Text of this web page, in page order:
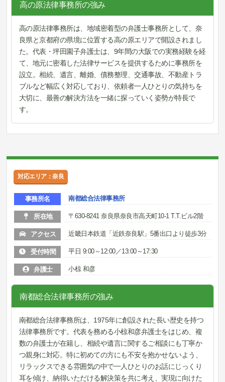
高の原法律事務所の強み
高の原法律事務所は、地域密着型の弁護士事務所として、奈
良県と京都府の県境に位置する高の原エリアで開設されまし
た。代表・坪田園子弁護士は、9年間の大阪での実務経験を経
て、地元に密着した法律サービスを提供するために事務所を
設立。相続、遺言、離婚、債務整理、交通事故、不動産トラ
ブルなど幅広く対応しており、依頼者一人ひとりの気持ちを
大切に、最善の解決方法を一緒に探っていく姿勢が特長で
す。
対応エリア：奈良
事務所名 南都総合法律事務所
所在地 〒630-8241 奈良県奈良市高天町10-1 T.T.ビル2階
アクセス 近畿日本鉄道「近鉄奈良駅」5番出口より徒歩3分
受付時間 平日 9:00～12:00／13:00～17:30
弁護士 小椋 和彦
南都総合法律事務所の強み
南都総合法律事務所は、1975年に創設された長い歴史を持つ
法律事務所です。代表を務める小椋和彦弁護士をはじめ、複
数の弁護士が在籍し、相続や遺言に関するご相談にも丁寧か
つ親身に対応。特に初めての方にも不安を抱かせないよう、
リラックスできる雰囲気の中で一人ひとりのお話にじっくり
耳を傾け、納得いただける解決策を共に考え、実現に向けた